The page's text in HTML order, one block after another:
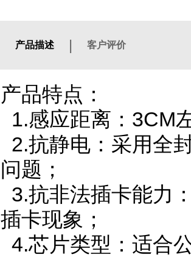
产品描述 | 客户评价
产品特点：
1.感应距离：3CM
2.抗静电：采用全
问题；
3.抗非法插卡能力
插卡现象；
4.芯片类型：适合